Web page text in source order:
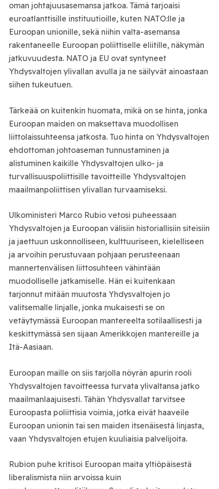
oman johtajuusasemansa jatkoa. Tämä tarjoaisi
euroatlanttisille instituutioille, kuten NATO:lle ja
Euroopan unionille, sekä niihin valta-asemansa
rakentaneelle Euroopan poliittiselle eliitille, näkymän
jatkuvuudesta. NATO ja EU ovat syntyneet
Yhdysvaltojen ylivallan avulla ja ne säilyvät ainoastaan
siihen tukeutuen.
Tärkeää on kuitenkin huomata, mikä on se hinta, jonka
Euroopan maiden on maksettava muodollisen
liittolaissuhteensa jatkosta. Tuo hinta on Yhdysvaltojen
ehdottoman johtoaseman tunnustaminen ja
alistuminen kaikille Yhdysvaltojen ulko- ja
turvallisuuspoliittisille tavoitteille Yhdysvaltojen
maailmanpoliittisen ylivallan turvaamiseksi.
Ulkoministeri Marco Rubio vetosi puheessaan
Yhdysvaltojen ja Euroopan välisiin historiallisiin siteisiin
ja jaettuun uskonnolliseen, kulttuuriseen, kielelliseen
ja arvoihin perustuvaan pohjaan perusteenaan
mannertenvälisen liittosuhteen vähintään
muodolliselle jatkamiselle. Hän ei kuitenkaan
tarjonnut mitään muutosta Yhdysvaltojen jo
valitsemalle linjalle, jonka mukaisesti se on
vetäytymässä Euroopan mantereelta sotilaallisesti ja
keskittymässä sen sijaan Amerikkojen mantereille ja
Itä-Aasiaan.
Euroopan maille on siis tarjolla nöyrän apurin rooli
Yhdysvaltojen tavoitteessa turvata ylivaltansa jatko
maailmanlaajuisesti. Tähän Yhdysvallat tarvitsee
Euroopasta poliittisia voimia, jotka eivät haaveile
Euroopan unionin tai sen maiden itsenäisestä linjasta,
vaan Yhdysvaltojen etujen kuuliaisia palvelijoita.
Rubion puhe kritisoi Euroopan maita yltiöpäisestä
liberalismista niin arvoissa kuin